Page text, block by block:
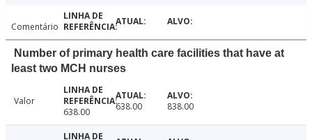
Comentário
Number of primary health care facilities that have at
least two MCH nurses
Valor
638.00
638.00 838.00